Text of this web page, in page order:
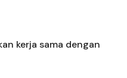
kerja sama dengan